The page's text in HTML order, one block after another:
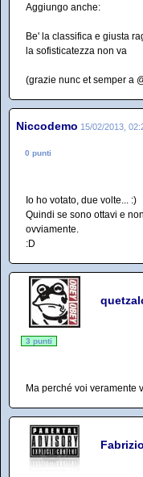
Aggiungo anche:
Be' la classifica e giusta
la sofisticatezza non va
(grazie nunc et semper a
Niccodemo 15/02/2013,
0 punti
Io ho votato, due volte... :)
Quindi se sono ottavi e
ovviamente.
:D
3 punti
Ma perché voi veramente